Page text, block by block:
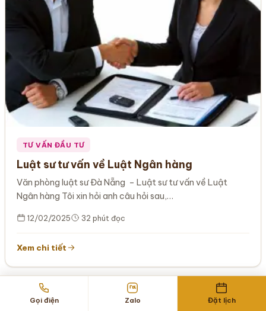
TƯ VẤN ĐẦU TƯ
Luật sư tư vấn về Luật Ngân hàng
Văn phòng luật sư Đà Nẵng – Luật sư tư vấn về Luật
Ngân hàng Tôi xin hỏi anh câu hỏi sau,…
12/02/2025 32 phút đọc
Xem chi tiết
Phân ‹ ›
Gọi điện Zalo Đặt lịch